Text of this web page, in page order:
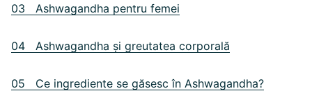
03 Ashwagandha pentru femei
04 Ashwagandha și greutatea corporală
05 Ce ingrediente se găsesc în Ashwagandha?